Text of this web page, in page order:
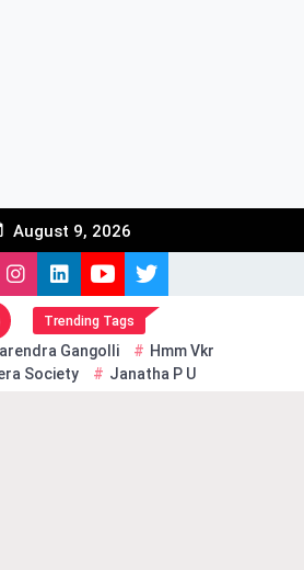
August 9, 2026
Trending Tags
Gangolli
Hmm Vkr
Society
Janatha P U